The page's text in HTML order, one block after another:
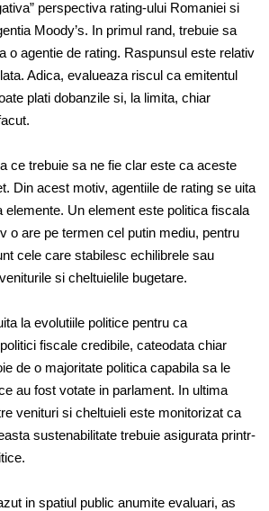
perspectiva rating-ului Romaniei si
Moody’s. In primul rand, trebuie sa
o agentie de rating. Raspunsul este relativ
Adica, evalueaza riscul ca emitentul
plati dobanzile si, la limita, chiar
ce trebuie sa ne fie clar este ca aceste
Din acest motiv, agentiile de rating se uita
elemente. Un element este politica fiscala
o are pe termen cel putin mediu, pentru
cele care stabilesc echilibrele sau
si cheltuielile bugetare.
la evolutiile politice pentru ca
fiscale credibile, cateodata chiar
de o majoritate politica capabila sa le
au fost votate in parlament. In ultima
venituri si cheltuieli este monitorizat ca
sustenabilitate trebuie asigurata printr-
in spatiul public anumite evaluari, as